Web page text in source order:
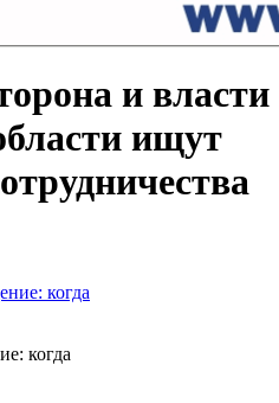
и власти
ищут
когда